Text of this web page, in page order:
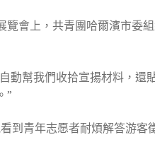
會上，共青團哈爾濱市委
動幫我們收拾宣揚材料，還
”
到青年志愿者耐煩解答游客